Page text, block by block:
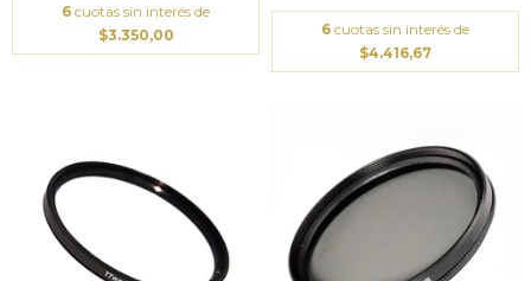
6 cuotas sin interés de
$3.350,00
6 cuotas sin interés de
$4.416,67